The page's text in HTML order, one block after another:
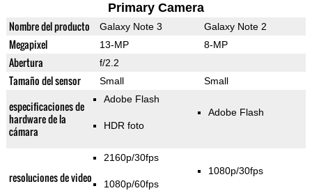
Primary Camera
Nombre del producto Galaxy Note 3 Galaxy Note 2
Megapixel 13-MP 8-MP
Abertura f/2.2
Tamaño del sensor Small Small
especificaciones de
hardware de la
cámara
Adobe Flash
HDR foto
Adobe Flash
resoluciones de video
2160p/30fps
1080p/60fps
1080p/30fps